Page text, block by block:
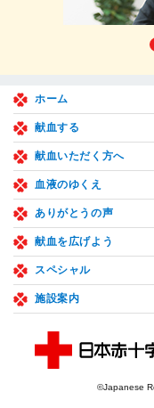
ホーム
献血する
献血いただく方へ
血液のゆくえ
ありがとうの声
献血を広げよう
スペシャル
施設案内
©Japanese